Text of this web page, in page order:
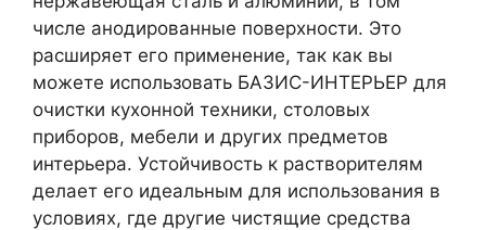
числе анодированные поверхности. Это
расширяет его применение, так как вы
можете использовать БАЗИС-ИНТЕРЬЕР для
очистки кухонной техники, столовых
приборов, мебели и других предметов
интерьера. Устойчивость к растворителям
делает его идеальным для использования в
условиях, где другие чистящие средства